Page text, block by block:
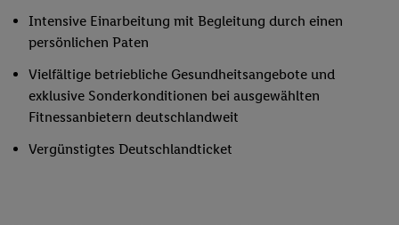
Intensive Einarbeitung mit Begleitung durch einen
persönlichen Paten
Vielfältige betriebliche Gesundheitsangebote und
exklusive Sonderkonditionen bei ausgewählten
Fitnessanbietern deutschlandweit
Vergünstigtes Deutschlandticket